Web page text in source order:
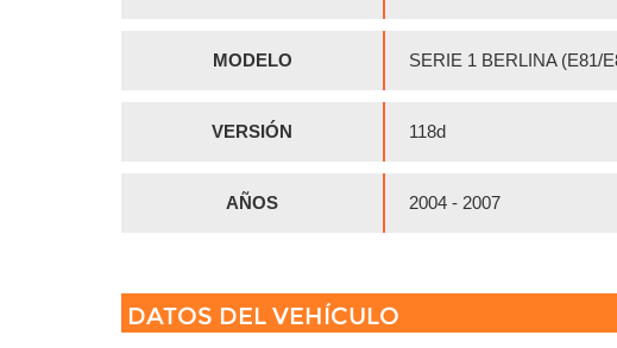
MODELO SERIE 1 BERLINA (E81/
VERSIÓN 118d
AÑOS 2004 - 2007
DATOS DEL VEHÍCULO